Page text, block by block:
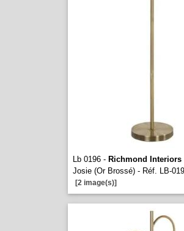
Lb 0196 - Richmond Interiors
Josie (Or Brossé) - Réf. LB-
[2 image(s)]